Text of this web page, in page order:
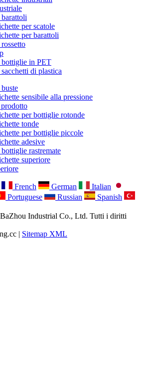
per scatole
per barattoli
bottiglie in PET
di plastica
sensibile alla pressione
per bottiglie rotonde
tonde
per bottiglie piccole
adesive
rastremate
superiore
French German
Italian
Portuguese Russian
Spanish
Industrial Co., Ltd. Tutti i diritti
| Sitemap XML